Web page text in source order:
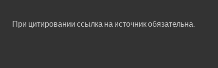
При цитировании ссылка на источник обязательна.